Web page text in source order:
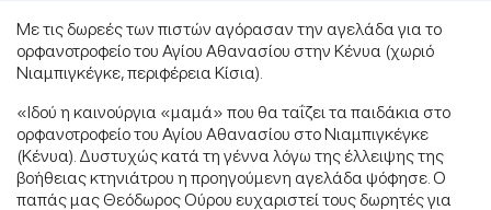
Με τις δωρεές των πιστών αγόρασαν την αγελάδα για το
ορφανοτροφείο του Αγίου Αθανασίου στην Κένυα (χωριό
Νιαμπιγκέγκε, περιφέρεια Κίσια).
«Ιδού η καινούργια «μαμά» που θα ταΐζει τα παιδάκια στο
ορφανοτροφείο του Αγίου Αθανασίου στο Νιαμπιγκέγκε
(Κένυα). Δυστυχώς κατά τη γέννα λόγω της έλλειψης της
βοήθειας κτηνιάτρου η προηγούμενη αγελάδα ψόφησε. Ο
παπάς μας Θεόδωρος Ούρου ευχαριστεί τους δωρητές για